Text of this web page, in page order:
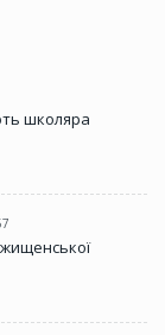
школяра